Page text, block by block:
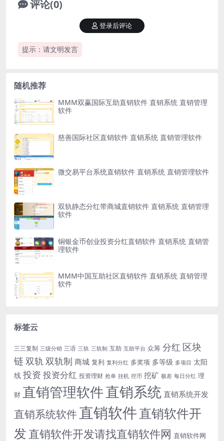
评论(0)
提示：请文明发言
登录后评论
随机推荐
MMM双赢国际互助直销软件 直销系统 直销管理
软件
慈善国际社区直销软件 直销系统 直销管理软件
微交易平台系统直销软件 直销系统 直销管理软件
双轨静态分红带商城直销软件 直销系统 直销管理
软件
铜银金币创业投资分红直销软件 直销系统 直销管
理软件
MMM中国互助社区直销软件 直销系统 直销管理
软件
标签云
三三复制 三级分销 三语 三轨 三轨制 互助 互助平台 众筹 分红 区块
链双轨双轨制 商城 复利 复利分红 多奖项 多等级 多项目 太阳
线 投资 投资分红 投资理财 抢单 挂机 挖币 挖矿 极差 每日分红 理
财 直销管理软件直销系统直销系统开发
直销系统软件直销软件直销软件开
发 直销软件开发请找直销软件网 直销软件网